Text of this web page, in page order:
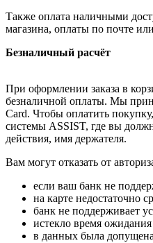
Также оплата наличными
магазина, оплаты по почте
Безналичный расчёт
При оформлении заказа в
безналичной оплаты. Мы
Card. Чтобы оплатить
системы ASSIST, где вы
действия, имя держателя.
Вам могут отказать от
если ваш банк не
на карте недостаточно
банк не поддерживает
истекло время
в данных была